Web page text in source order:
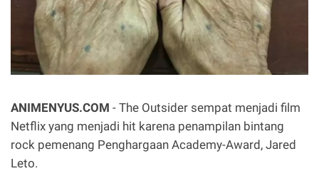
ANIMENYUS.COM - The Outsider sempat menjadi film
Netflix yang menjadi hit karena penampilan bintang
rock pemenang Penghargaan Academy-Award, Jared
Leto.